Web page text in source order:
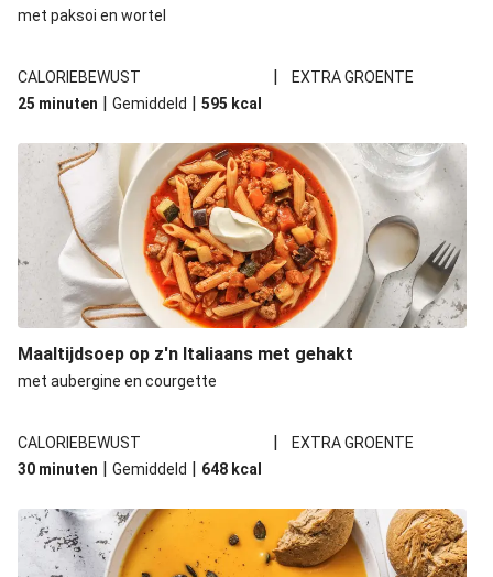
met paksoi en wortel
CALORIEBEWUST |
EXTRA GROENTE
25 minuten | Gemiddeld | 595 kcal
Maaltijdsoep op z'n Italiaans met gehakt
met aubergine en courgette
CALORIEBEWUST |
EXTRA GROENTE
30 minuten | Gemiddeld | 648 kcal